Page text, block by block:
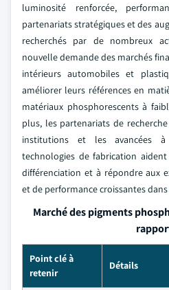
luminosité renforcée,
partenariats stratégiques et des
recherchés par de nombreux
nouvelle demande des marchés
intérieurs automobiles et
améliorer leurs références en
matériaux phosphorescents à
plus, les partenariats de
institutions et les avancées
technologies de fabrication
différenciation et à répondre aux
et de performance croissantes
Marché des pigments
Point clé à
retenir
Détails